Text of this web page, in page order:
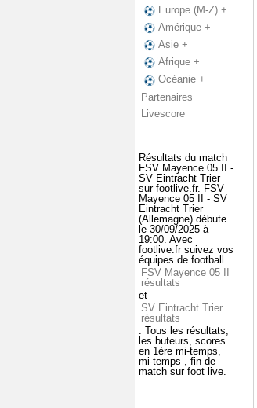
Europe (M-Z) +
Amérique +
Asie +
Afrique +
Océanie +
Partenaires
Livescore
Résultats du match
FSV Mayence 05 II -
SV Eintracht Trier
sur footlive.fr. FSV
Mayence 05 II - SV
Eintracht Trier
(Allemagne) débute
le 30/09/2025 à
19:00. Avec
footlive.fr suivez vos
équipes de football
FSV Mayence 05 II
résultats
et
SV Eintracht Trier
résultats
. Tous les résultats,
les buteurs, scores
en 1ère mi-temps,
mi-temps , fin de
match sur foot live.